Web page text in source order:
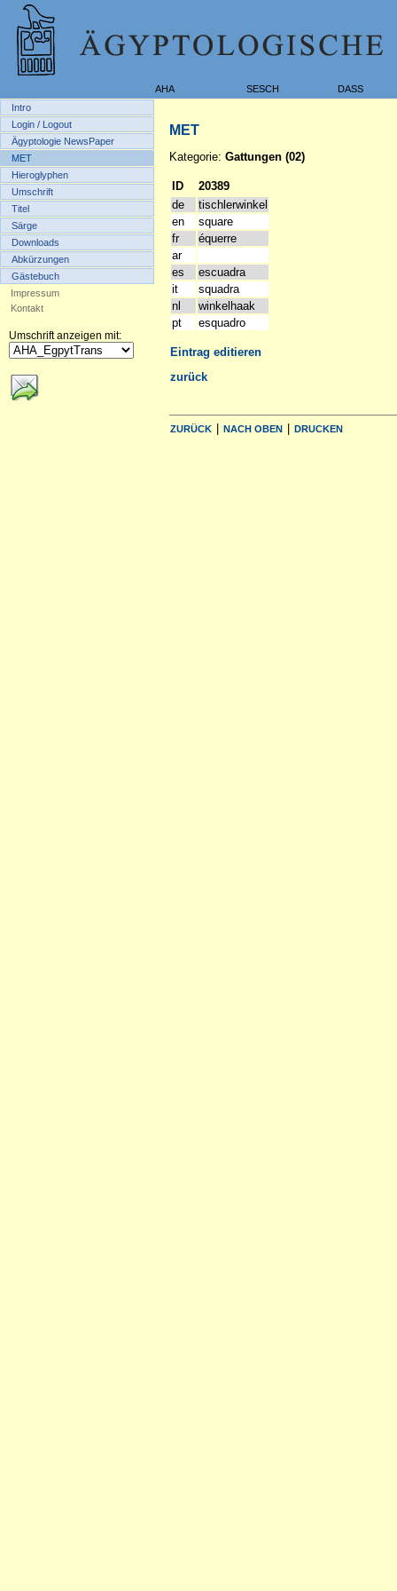
AHA SESCH
DASS
Intro
Login / Logout
Ägyptologie NewsPaper
MET
Hieroglyphen
Umschrift
Titel
Särge
Downloads
Abkürzungen
Gästebuch
Impressum
Kontakt
Umschrift anzeigen mit:
MET
Kategorie: Gattungen (02)
ID
20389
de
tischlerwinkel
en
square
fr
équerre
ar
es
escuadra
it
squadra
nl
winkelhaak
pt
esquadro
Eintrag editieren
zurück
ZURÜCK | NACH OBEN | DRUCKEN